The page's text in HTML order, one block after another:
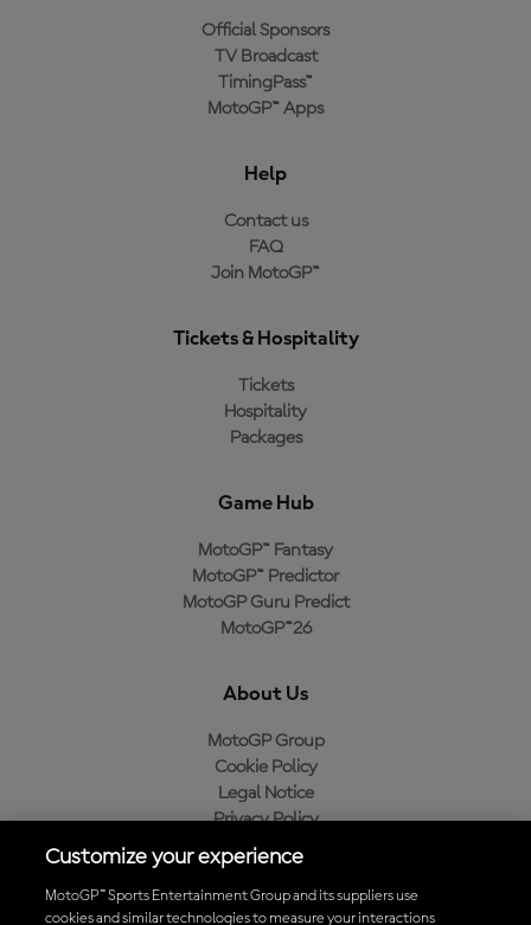
Official Sponsors
TV Broadcast
TimingPass™
MotoGP™ Apps
Help
Contact us
FAQ
Join MotoGP™
Tickets & Hospitality
Tickets
Hospitality
Packages
Game Hub
MotoGP™ Fantasy
MotoGP™ Predictor
MotoGP Guru Predict
MotoGP™26
About Us
MotoGP Group
Cookie Policy
Legal Notice
Privacy Policy
Purchase Policy
Customize your experience
MotoGP™ Sports Entertainment Group and its suppliers use
cookies and similar technologies to measure your interactions